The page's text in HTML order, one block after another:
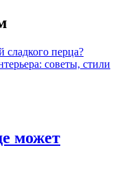
перца?
советы, стили
может